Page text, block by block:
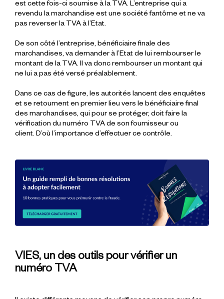
est cette fois-ci soumise à la TVA. L’entreprise qui a
revendu la marchandise est une société fantôme et ne va
pas reverser la TVA à l’Etat.
De son côté l’entreprise, bénéficiaire finale des
marchandises, va demander à l’Etat de lui rembourser le
montant de la TVA. Il va donc rembourser un montant qui
ne lui a pas été versé préalablement.
Dans ce cas de figure, les autorités lancent des enquêtes
et se retournent en premier lieu vers le bénéficiaire final
des marchandises, qui pour se protéger, doit faire la
vérification du numéro TVA de son fournisseur ou
client. D’où l’importance d’effectuer ce contrôle.
VIES, un des outils pour vérifier un
numéro TVA